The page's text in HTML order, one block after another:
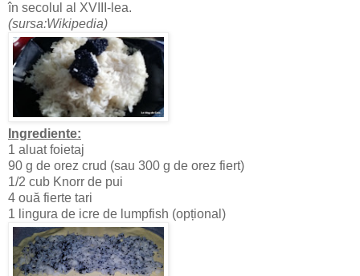
în secolul al XVIII-lea.
(sursa:Wikipedia)
Ingrediente:
1 aluat foietaj
90 g de orez crud (sau 300 g de orez fiert)
1/2 cub Knorr de pui
4 ouă fierte tari
1 lingura de icre de lumpfish (opțional)